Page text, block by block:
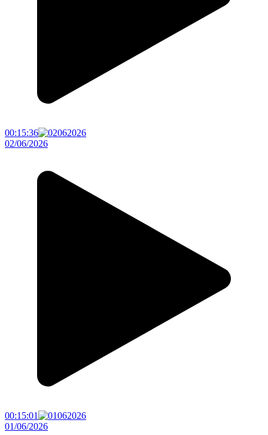
00:15:36
02/06/2026
00:15:01
01/06/2026